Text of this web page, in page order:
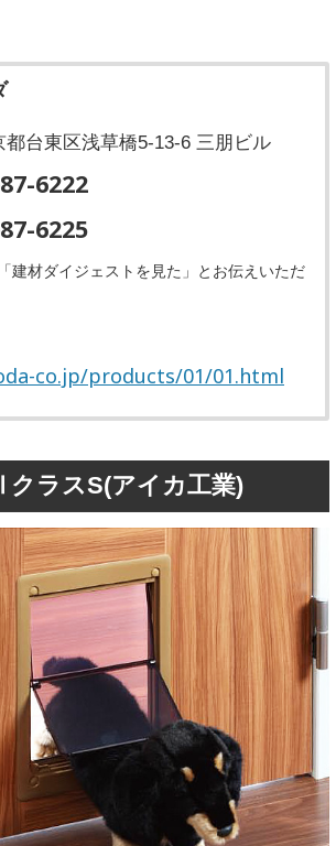
都台東区浅草橋5-13-6 三朋ビル
6222
6225
建材ダイジェストを見た」とお伝えいただ
co.jp/products/01/01.html
ラスS(アイカ工業)